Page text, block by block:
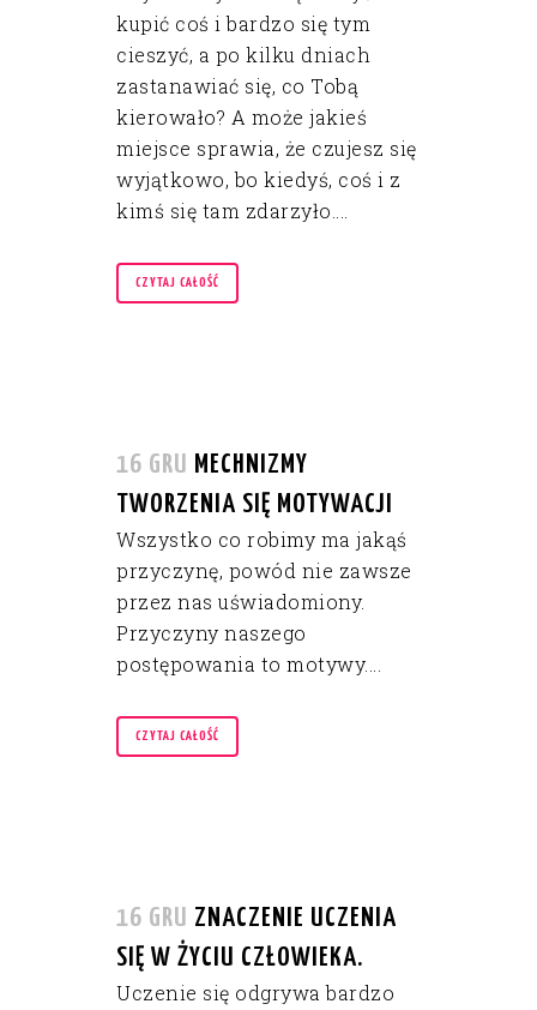
kupić coś i bardzo się tym
cieszyć, a po kilku dniach
zastanawiać się, co Tobą
kierowało? A może jakieś
miejsce sprawia, że czujesz się
wyjątkowo, bo kiedyś, coś i z
kimś się tam zdarzyło....
CZYTAJ CAŁOŚĆ
16 GRU MECHNIZMY
TWORZENIA SIĘ MOTYWACJI
Wszystko co robimy ma jakąś
przyczynę, powód nie zawsze
przez nas uświadomiony.
Przyczyny naszego
postępowania to motywy....
CZYTAJ CAŁOŚĆ
16 GRU ZNACZENIE UCZENIA
SIĘ W ŻYCIU CZŁOWIEKA.
Uczenie się odgrywa bardzo